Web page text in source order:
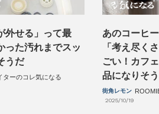
外せる」って最
った汚れまでスッ
うだ
ターのコレ気になる
あのコーヒ
「考え尽く
ごい！カフ
品になりそう
街角レモン
2025/10/19